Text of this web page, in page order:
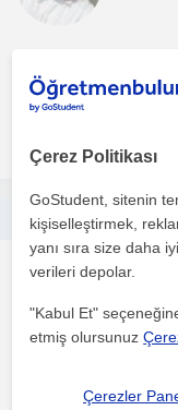
verdim. Online ve
Ben aslında mütercim
kurumda yabancı dil
Çerez Politikası
GoStudent, sitenin
kişiselleştirmek,
yanı sıra size daha
verileri depolar.
"Kabul Et"
etmiş olursunuz
Çerezler